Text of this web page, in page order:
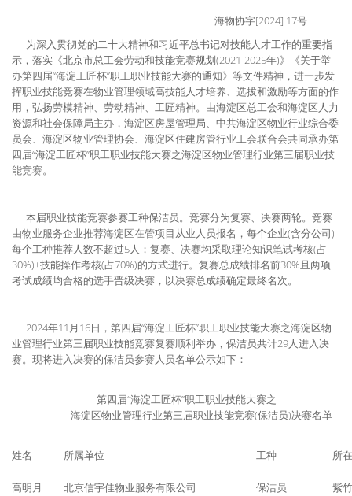
海物协字[2024] 17号
为深入贯彻党的二十大精神和习近平总书记对技能人才工作的重要指
示，落实《北京市总工会劳动和技能竞赛规划(2021-2025年)》《关于举
办第四届“海淀工匠杯”职工职业技能大赛的通知》等文件精神，进一步发
挥职业技能竞赛在物业管理领域高技能人才培养、选拔和激励等方面的作
用，弘扬劳模精神、劳动精神、工匠精神。由海淀区总工会和海淀区人力
资源和社会保障局主办，海淀区房屋管理局、中共海淀区物业行业综合委
员会、海淀区物业管理协会、海淀区住建房管行业工会联合会共同承办第
四届“海淀工匠杯”职工职业技能大赛之海淀区物业管理行业第三届职业技
能竞赛。
本届职业技能竞赛参赛工种保洁员。竞赛分为复赛、决赛两轮。竞赛
由物业服务企业推荐海淀区在管项目从业人员报名，每个企业(含分公司)
每个工种推荐人数不超过5人；复赛、决赛均采取理论知识笔试考核(占
30%)+技能操作考核(占70%)的方式进行。复赛总成绩排名前30%且两项
考试成绩均合格的选手晋级决赛，以决赛总成绩确定最终名次。
2024年11月16日，第四届“海淀工匠杯”职工职业技能大赛之海淀区物
业管理行业第三届职业技能竞赛复赛顺利举办，保洁员共计29人进入决
赛。现将进入决赛的保洁员参赛人员名单公示如下：
第四届“海淀工匠杯”职工职业技能大赛之
海淀区物业管理行业第三届职业技能竞赛(保洁员)决赛名单
姓名 所属单位 工种 所
高明月 北京信宇佳物业服务有限公司 保洁员 紫